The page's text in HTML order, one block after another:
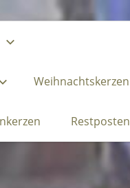
Weihnachtskerzen
Restposten